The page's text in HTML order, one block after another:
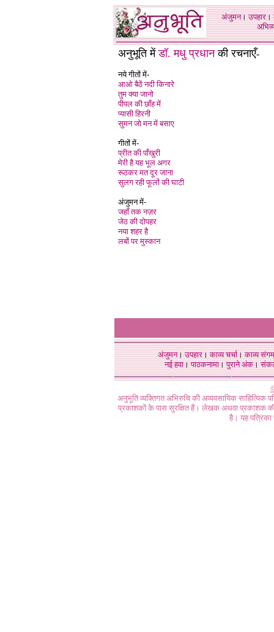
अंजुमन।उपहार।
अनुभूति मेंडॉ. मधु प्रधानकी रचनाएँ-
नये गीतों में-
आओ बैठें नदी किनारे
तुम क्या जानो
पीपल की छाँह में
प्यासी हिरनी
सुमन जो मन में बसाए
गीतों में-
प्रीत की पाँखुरी
मेरी है यह भूल अगर
रूठकर मत दूर जाना
सुलग रही फूलों की घाटी
अंजुमन में-
जहाँ तक नज़र
जेठ की दोपहर
नया शहर है
लबों पर मुस्कान
अंजुमन।उपहार।काव्य चर्चा।काव्य संगम
नई हवा। पाठकनामा। पुराने अंक।
अनुभूति व्यक्तिगत अभिरुचि की अव्यवसायिक
प्रकाशकों के पास सुरक्षित हैं। लेखक अथवा प्रकाशक की
है। यह पत्रिका